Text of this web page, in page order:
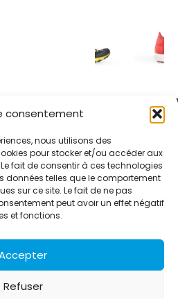
consentement
nous utilisons des
pour stocker et/ou accéder aux
fait de consentir à ces technologies
données telles que le comportement
sur ce site. Le fait de ne pas
peut avoir un effet négatif
et fonctions.
Refuser
agence de relations presse et de
Depuis 1995, elle conçoit et
en France et à l’international
d’agences partenaires.